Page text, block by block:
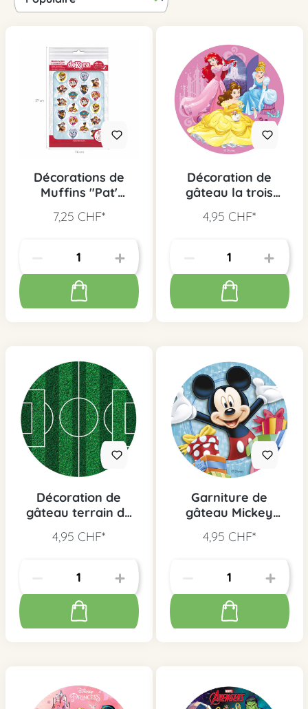
Décorations de
Muffins "Pat'
7,25 CHF*
Décoration de
gâteau la trois
4,95 CHF*
Décoration de
gâteau terrain de
4,95 CHF*
Garniture de
gâteau Mickey
4,95 CHF*